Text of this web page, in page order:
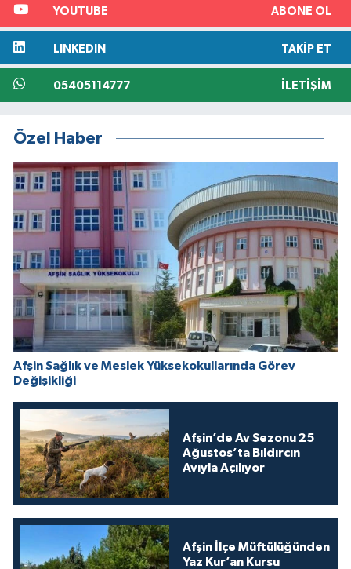
YOUTUBE ABONE OL
LINKEDIN TAKIP ET
05405114777 İLETIŞIM
Özel Haber
Afşin Sağlık ve Meslek Yüksekokullarında Görev
Değişikliği
Afşin’de Av Sezonu 25
Ağustos’ta Bıldırcın
Avıyla Açılıyor
Afşin İlçe Müftülüğünden
Yaz Kur’an Kursu